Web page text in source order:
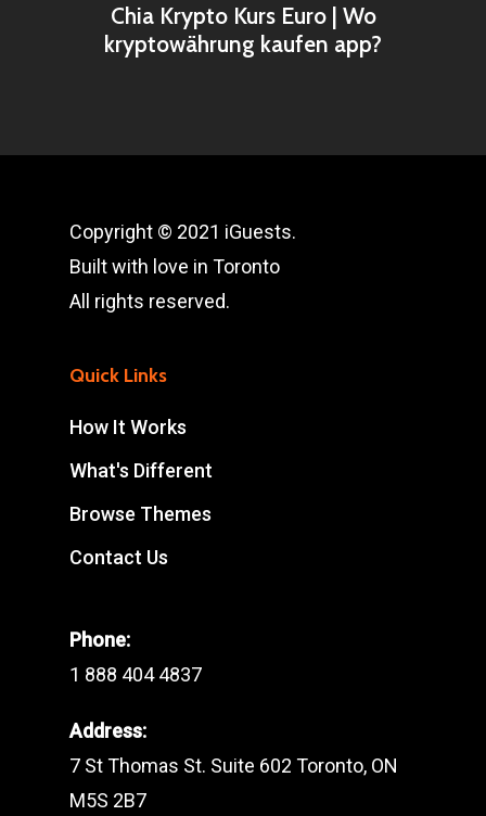
Chia Krypto Kurs Euro | Wo
kryptowährung kaufen app?
Copyright © 2021 iGuests.
Built with love in Toronto
All rights reserved.
Quick Links
How It Works
What's Different
Browse Themes
Contact Us
Phone:
1 888 404 4837
Address:
7 St Thomas St. Suite 602 Toronto, ON
M5S 2B7